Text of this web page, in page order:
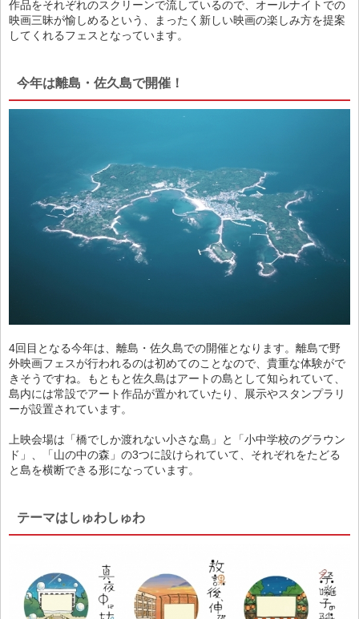
作品をそれぞれのスクリーンで流しているので、オールナイトでの
映画三昧が愉しめるという、まったく新しい映画の楽しみ方を提案
してくれるフェスとなっています。
今年は離島・佐久島で開催！
4回目となる今年は、離島・佐久島での開催となります。離島で野
外映画フェスが行われるのは初めてのことなので、貴重な体験がで
きそうですね。もともと佐久島はアートの島として知られていて、
島内には常設でアート作品が置かれていたり、展示やスタンプラリ
ーが設置されています。
上映会場は「橋でしか渡れない小さな島」と「小中学校のグラウン
ド」、「山の中の森」の3つに設けられていて、それぞれをたどる
と島を横断できる形になっています。
テーマはしゅわしゅわ